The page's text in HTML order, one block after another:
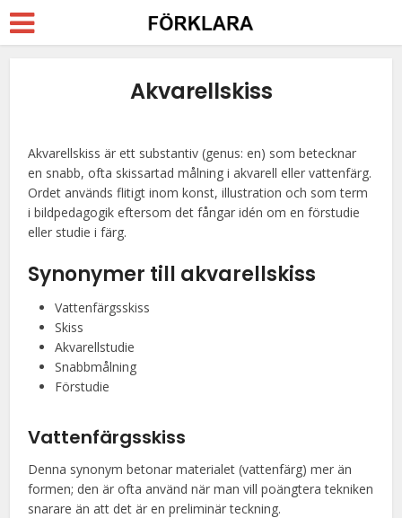
Akvarellskiss
Akvarellskiss är ett substantiv (genus: en) som betecknar
en snabb, ofta skissartad målning i akvarell eller vattenfärg.
Ordet används flitigt inom konst, illustration och som term
i bildpedagogik eftersom det fångar idén om en förstudie
eller studie i färg.
Synonymer till akvarellskiss
Vattenfärgsskiss
Skiss
Akvarellstudie
Snabbmålning
Förstudie
Vattenfärgsskiss
Denna synonym betonar materialet (vattenfärg) mer än
formen; den är ofta använd när man vill poängtera tekniken
snarare än att det är en preliminär teckning.